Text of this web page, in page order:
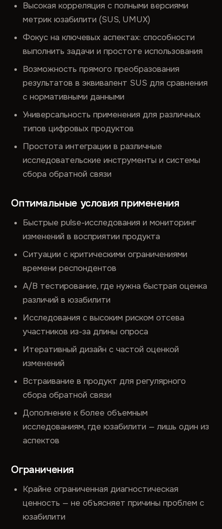
Высокая корреляция с полными версиями
метрик юзабилити (SUS, UMUX)
Фокус на ключевых аспектах: способности
выполнить задачи и простоте использования
Возможность прямого преобразования
результатов в эквивалент SUS для сравнения
с нормативными данными
Универсальность применения для различных
типов цифровых продуктов
Простота интеграции в различные
исследовательские инструменты и системы
сбора обратной связи
Оптимальные условия применения
Быстрые pulse-исследования и мониторинг
изменений в восприятии продукта
Ситуации с критическими ограничениями
времени респондентов
A/B тестирование, где нужна быстрая оценка
различий в юзабилити
Исследования с высоким риском отсева
участников из-за длины опроса
Итеративный дизайн с частой оценкой
изменений
Встраивание в продукт для регулярного
сбора обратной связи
Дополнение к более объемным
исследованиям, где юзабилити — лишь один из
аспектов
Ограничения
Крайне ограниченная диагностическая
ценность — не объясняет причины проблем с
юзабилити